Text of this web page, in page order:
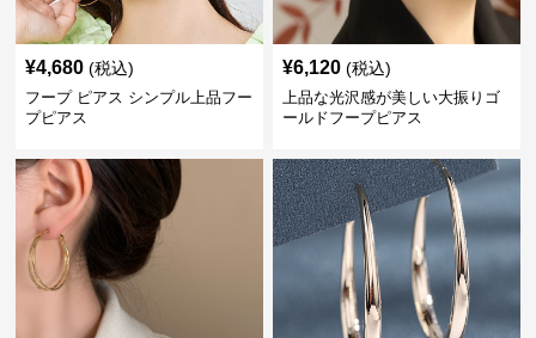
¥4,680 (税込)
フープ ピアス シンプル上品フー
プピアス
¥6,120 (税込)
上品な光沢感が美しい大振りゴ
ールドフープピアス